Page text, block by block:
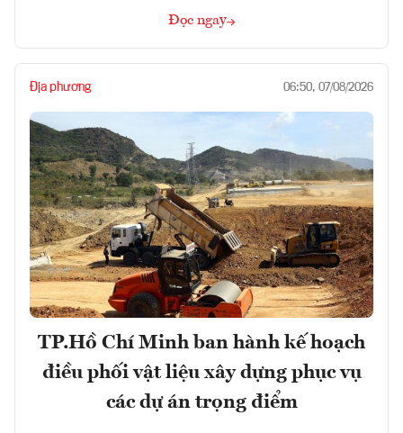
Đọc ngay
Địa phương 06:50, 07/08/2026
TP.Hồ Chí Minh ban hành kế hoạch
điều phối vật liệu xây dựng phục vụ
các dự án trọng điểm